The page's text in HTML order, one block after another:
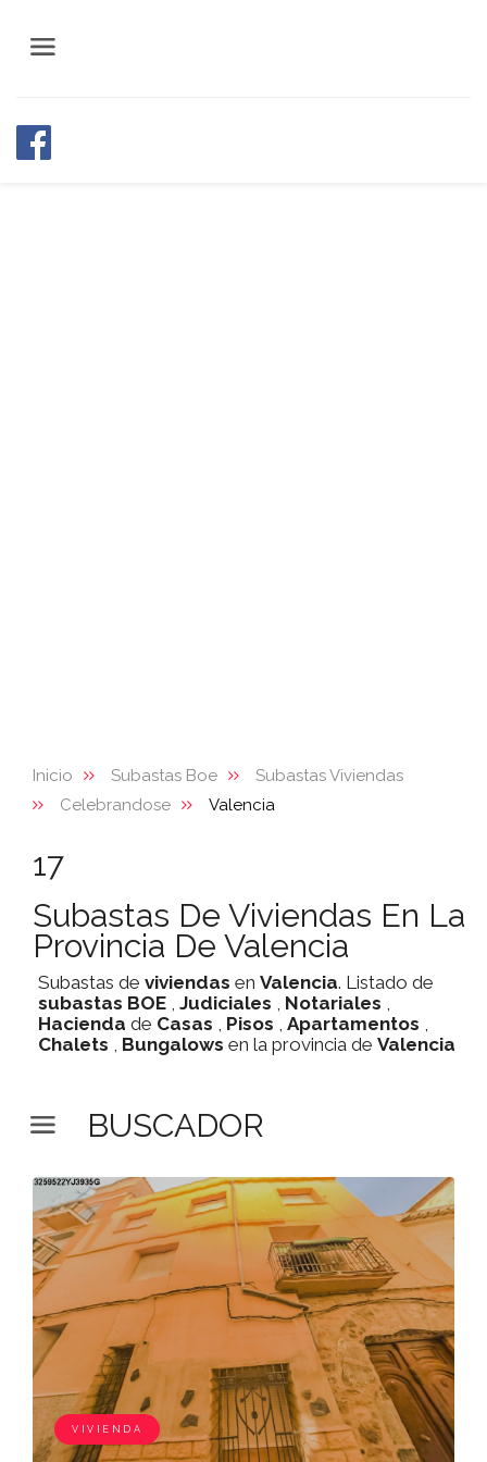
Inicio Subastas Boe
Subastas Viviendas
Celebrandose
Valencia
17
Subastas De Viviendas En La
Provincia De Valencia
Subastas de viviendas en Valencia. Listado de
subastas BOE , Judiciales , Notariales ,
Hacienda de Casas , Pisos , Apartamentos ,
Chalets , Bungalows en la provincia de Valencia
BUSCADOR
VIVIENDA